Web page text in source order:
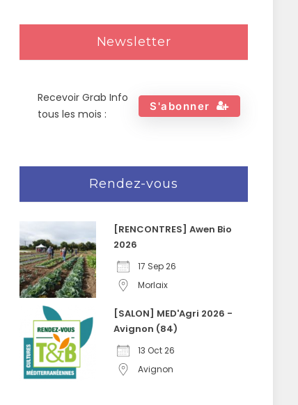
Newsletter
Recevoir Grab Info
tous les mois :
S'abonner
Rendez-vous
[RENCONTRES] Awen Bio
2026
17 Sep 26
Morlaix
[SALON] MED'Agri 2026 -
Avignon (84)
13 Oct 26
Avignon